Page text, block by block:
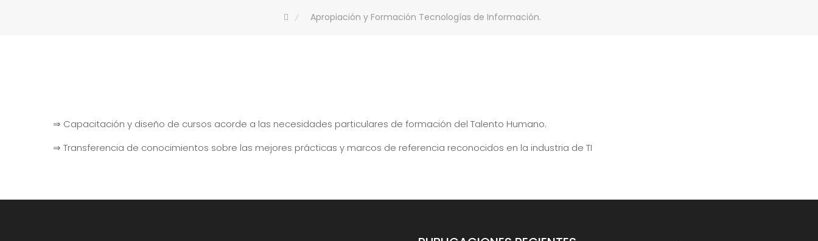
Apropiación y Formación Tecnologías de Información.
⇒ Capacitación y diseño de cursos acorde a las necesidades particulares de formación del Talento Humano.
⇒ Transferencia de conocimientos sobre las mejores prácticas y marcos de referencia reconocidos en la industria de TI